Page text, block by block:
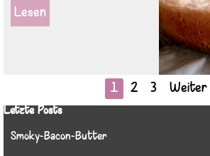
Lesen
Aktuelle Seite:
1 Gehen Sie zu
2 Gehen Sie
3
Weiter
Block überspringen Letzte Posts
Letzte Posts
Smoky-Bacon-Butter